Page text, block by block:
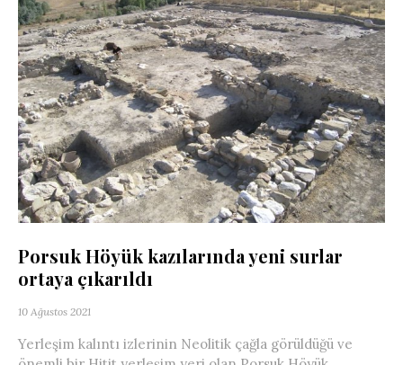
Porsuk Höyük kazılarında yeni surlar
ortaya çıkarıldı
10 Ağustos 2021
Yerleşim kalıntı izlerinin Neolitik çağla görüldüğü ve